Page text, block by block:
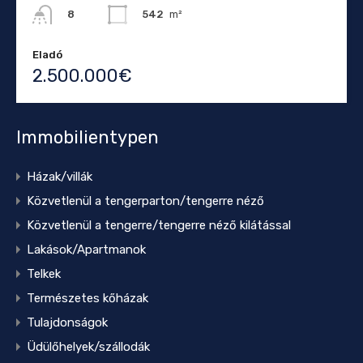
8
542 m²
Eladó
2.500.000€
Immobilientypen
Házak/villák
Közvetlenül a tengerparton/tengerre néző
Közvetlenül a tengerre/tengerre néző kilátással
Lakások/Apartmanok
Telkek
Természetes kőházak
Tulajdonságok
Üdülőhelyek/szállodák